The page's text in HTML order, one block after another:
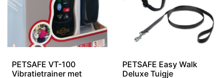
PETSAFE VT-100
Vibratietrainer met
PETSAFE Easy Walk
Deluxe Tuigje